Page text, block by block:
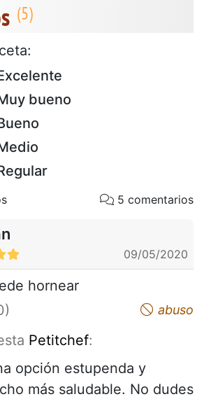
bueno
5 comentarios
09/05/2020
hornear
not appreciate abuso
Petitchef:
opción estupenda y
más saludable. No dudes